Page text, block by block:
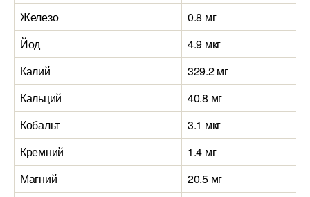
Железо
0.8 мг
Йод
4.9 мкг
Калий
329.2 мг
Кальций
40.8 мг
Кобальт
3.1 мкг
Кремний
1.4 мг
Магний
20.5 мг